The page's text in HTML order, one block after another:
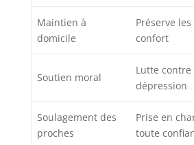
Maintien à
domicile
Préserve
confort
Soutien moral
Lutte contre
dépression
Soulagement des
proches
Prise en
toute